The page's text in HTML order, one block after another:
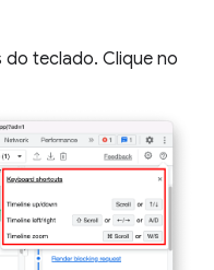
teclado. Clique no